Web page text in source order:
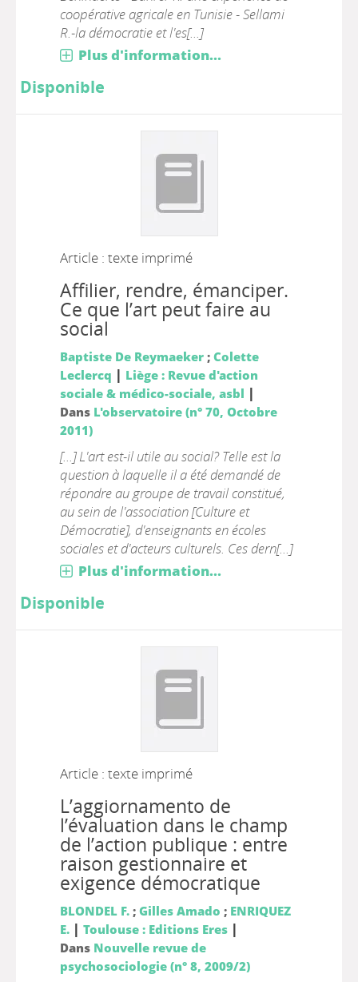
coopérative agricale en Tunisie - Sellami
R.-la démocratie et l'es[...]
Plus d'information...
Disponible
Article : texte imprimé
Affilier, rendre, émanciper.
Ce que l’art peut faire au
social
Baptiste De Reymaeker; Colette
Leclercq | Liège : Revue d'action
sociale & médico-sociale, asbl |
Dans L'observatoire (n° 70, Octobre
2011)
[...] L'art est-il utile au social? Telle est la
question à laquelle il a été demandé de
répondre au groupe de travail constitué,
au sein de l'association [Culture et
Démocratie], d'enseignants en écoles
sociales et d'acteurs culturels. Ces dern[...]
Plus d'information...
Disponible
Article : texte imprimé
L’aggiornamento de
l’évaluation dans le champ
de l’action publique : entre
raison gestionnaire et
exigence démocratique
BLONDEL F.; Gilles Amado ; ENRIQUEZ
E. | Toulouse : Editions Eres|
Dans Nouvelle revue de
psychosociologie (n° 8, 2009/2)